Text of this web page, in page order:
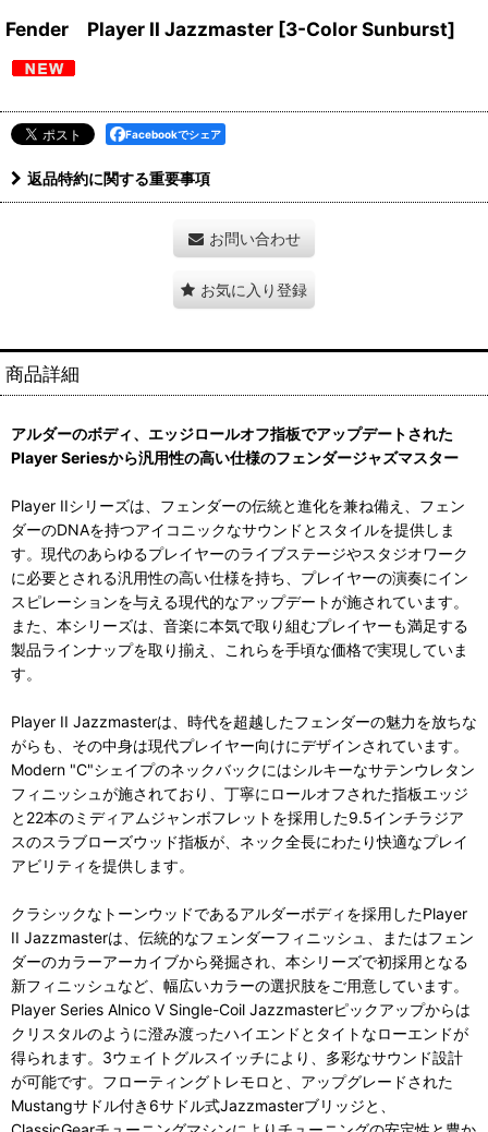
Fender Player II Jazzmaster [3-Color Sunburst]
Facebookでシェア
返品特約に関する重要事項
お問い合わせ
お気に入り登録
商品詳細
アルダーのボディ、エッジロールオフ指板でアップデートされた
Player Seriesから汎用性の高い仕様のフェンダージャズマスター
Player IIシリーズは、フェンダーの伝統と進化を兼ね備え、フェン
ダーのDNAを持つアイコニックなサウンドとスタイルを提供しま
す。現代のあらゆるプレイヤーのライブステージやスタジオワーク
に必要とされる汎用性の高い仕様を持ち、プレイヤーの演奏にイン
スピレーションを与える現代的なアップデートが施されています。
また、本シリーズは、音楽に本気で取り組むプレイヤーも満足する
製品ラインナップを取り揃え、これらを手頃な価格で実現していま
す。
Player II Jazzmasterは、時代を超越したフェンダーの魅力を放ちな
がらも、その中身は現代プレイヤー向けにデザインされています。
Modern "C"シェイプのネックバックにはシルキーなサテンウレタン
フィニッシュが施されており、丁寧にロールオフされた指板エッジ
と22本のミディアムジャンボフレットを採用した9.5インチラジア
スのスラブローズウッド指板が、ネック全長にわたり快適なプレイ
アビリティを提供します。
クラシックなトーンウッドであるアルダーボディを採用したPlayer
II Jazzmasterは、伝統的なフェンダーフィニッシュ、またはフェン
ダーのカラーアーカイブから発掘され、本シリーズで初採用となる
新フィニッシュなど、幅広いカラーの選択肢をご用意しています。
Player Series Alnico V Single-Coil Jazzmasterピックアップからは
クリスタルのように澄み渡ったハイエンドとタイトなローエンドが
得られます。3ウェイトグルスイッチにより、多彩なサウンド設計
が可能です。フローティングトレモロと、アップグレードされた
Mustangサドル付き6サドル式Jazzmasterブリッジと、